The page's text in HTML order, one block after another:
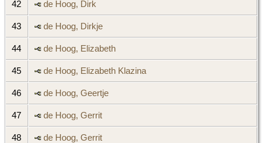
42 de Hoog, Dirk
43 de Hoog, Dirkje
44 de Hoog, Elizabeth
45 de Hoog, Elizabeth Klazina
46 de Hoog, Geertje
47 de Hoog, Gerrit
48 de Hoog, Gerrit